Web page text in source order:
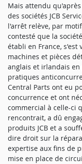
Mais attendu
des sociétés JCB
l'arrêt relève, par
contesté que la
établi en France,
machines et pièces
anglais et irlandais
pratiques
Central Parts ont eu
concurrence et ont
commercial à celle-ci
rencontrait, a dû
produits JCB et a
dire droit sur la
expertise aux fins de
mise en place de